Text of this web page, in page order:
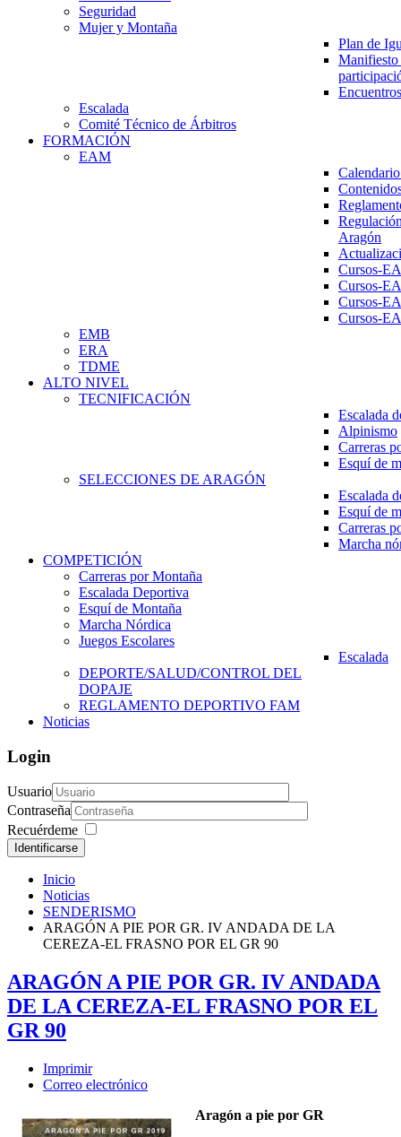
Seguridad
Mujer y Montaña
Plan de
Escalada
Comité Técnico de Árbitros
FORMACIÓN
EAM
Aragón
Cursos-
Cursos-
Cursos-
Cursos-
EMB
ERA
TDME
ALTO NIVEL
TECNIFICACIÓN
Escalada
Alpinismo
Carreras
Esquí de
SELECCIONES DE ARAGÓN
Escalada
Esquí de
Carreras
Marcha
COMPETICIÓN
Carreras por Montaña
Escalada Deportiva
Esquí de Montaña
Marcha Nórdica
Juegos Escolares
Escalada
DEPORTE/SALUD/CONTROL DEL
DOPAJE
REGLAMENTO DEPORTIVO FAM
Noticias
Login
Usuario
Contraseña
Recuérdeme
Identificarse
Inicio
Noticias
SENDERISMO
ARAGÓN A PIE POR GR. IV ANDADA DE LA
CEREZA-EL FRASNO POR EL GR 90
ARAGÓN A PIE POR GR. IV ANDADA
DE LA CEREZA-EL FRASNO POR EL
GR 90
Imprimir
Correo electrónico
Aragón a pie por GR